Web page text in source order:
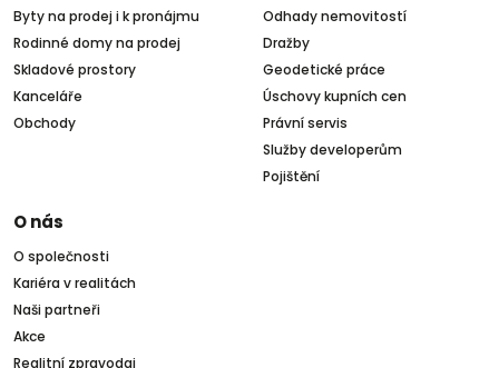
Byty na prodej i k pronájmu
Rodinné domy na prodej
Skladové prostory
Kanceláře
Obchody
Odhady nemovitostí
Dražby
Geodetické práce
Úschovy kupních cen
Právní servis
Služby developerům
Pojištění
O nás
O společnosti
Kariéra v realitách
Naši partneři
Akce
Realitní zpravodaj